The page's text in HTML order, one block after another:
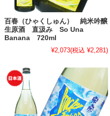
百春（ひゃくしゅん） 純米吟醸
生原酒 直汲み So Una
Banana 720ml
¥2,073(税込 ¥2,281)